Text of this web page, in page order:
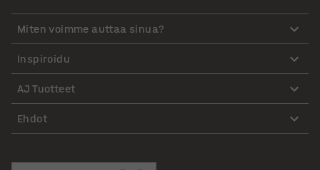
voidaan lukita. Säätötassujen ansiosta kaappi seisoo
tukevasti myös epätasaisilla lattiapinnoilla.
Katso myös
Varastokärryt
Miten voimme auttaa sinua?
Inspiroidu
AJ Tuotteet
Ehdot